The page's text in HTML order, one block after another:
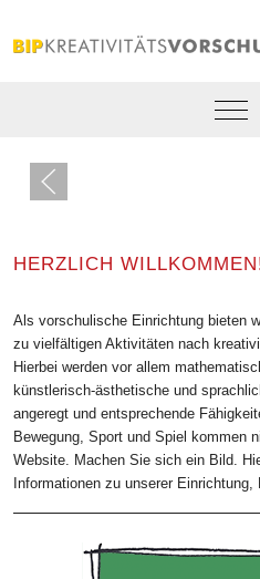
HERZLICH
Als vorschulische Einrichtung bieten
zu vielfältigen Aktivitäten nach
Hierbei werden vor allem
künstlerisch-ästhetische und
angeregt und entsprechende
Bewegung, Sport und Spiel kommen
Website. Machen Sie sich ein Bild.
Informationen zu unserer Einrichtung,